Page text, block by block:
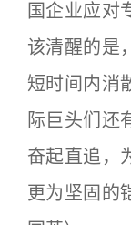
国企业应对
该清醒的是
短时间内消
际巨头们还
奋起直追，
更为坚固